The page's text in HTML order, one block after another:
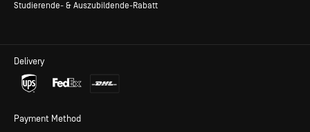
Studierende- & Auszubildende-Rabatt
Delivery
Payment Method